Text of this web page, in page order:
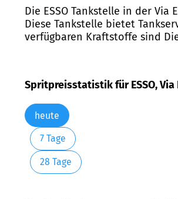
Die ESSO Tankstelle in der
Diese Tankstelle bietet
verfügbaren Kraftstoffe sind
Spritpreisstatistik für ESSO, Via
heute
7 Tage
28 Tage